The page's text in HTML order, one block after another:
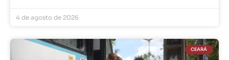
4 de agosto de 2026
CEARÁ